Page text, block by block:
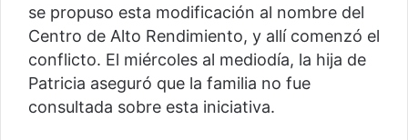
se propuso esta modificación al nombre del
Centro de Alto Rendimiento, y allí comenzó el
conflicto. El miércoles al mediodía, la hija de
Patricia aseguró que la familia no fue
consultada sobre esta iniciativa.